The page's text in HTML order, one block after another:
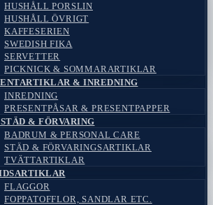
HUSHÅLL PORSLIN
HUSHÅLL ÖVRIGT
KAFFESERIEN
SWEDISH FIKA
SERVETTER
PICKNICK & SOMMARARTIKLAR
& INREDNING
INREDNING
PRESENTPÅSAR & PRESENTPAPPER
& FÖRVARING
BADRUM & PERSONAL CARE
STÄD & FÖRVARINGSARTIKLAR
TVÄTTARTIKLAR
FLAGGOR
FOPPATOFFLOR, SANDLAR ETC.